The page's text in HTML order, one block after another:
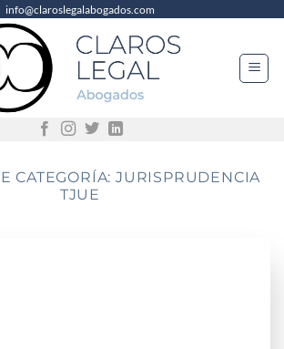
info@claroslegalabogados.com
CATEGORÍA:JURISPRUDENCIA
TJUE